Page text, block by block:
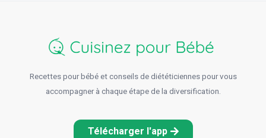
Recettes pour bébé et conseils de diététiciennes pour vous
accompagner à chaque étape de la diversification.
Télécharger l'app